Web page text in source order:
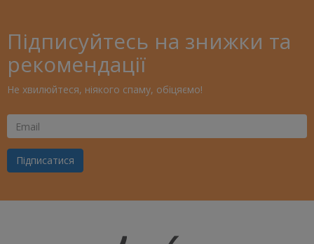
Підписуйтесь на знижки та
рекомендації
Не хвилюйтеся, ніякого спаму, обіцяємо!
Ваш
Email
Підписатися